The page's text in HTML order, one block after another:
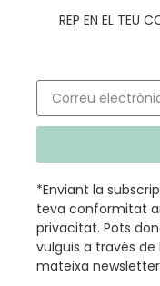
REP EN EL TEU
*Enviant la
teva conformitat
privacitat. Pots
vulguis a través de
mateixa